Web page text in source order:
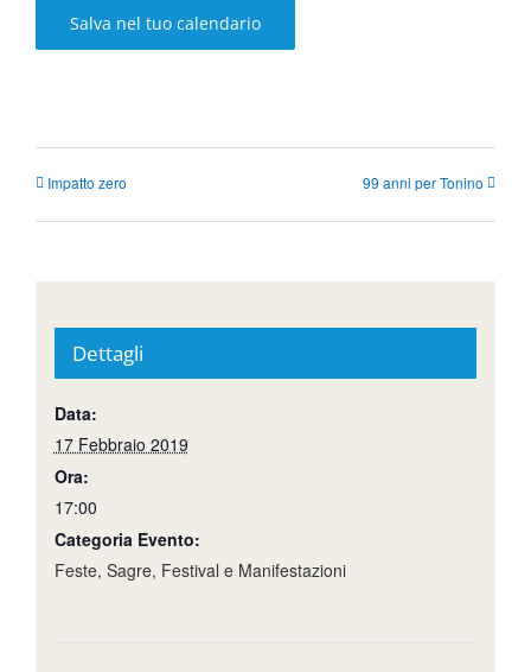
Salva nel tuo calendario
Impatto zero 99 anni per Tonino
Dettagli
Data:
17 Febbraio 2019
Ora:
17:00
Categoria Evento:
Feste, Sagre, Festival e Manifestazioni